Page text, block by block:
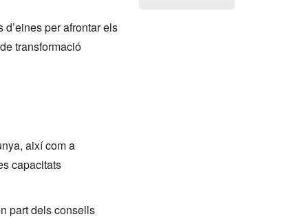
per afrontar els
transformació
així com a
capacitats
part dels consells